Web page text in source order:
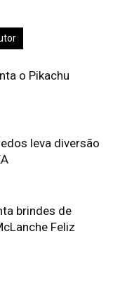
o Pikachu
leva diversão
brindes de
Feliz